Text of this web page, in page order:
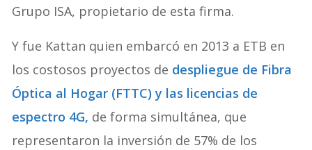
Grupo ISA, propietario de esta firma.
Y fue Kattan quien embarcó en 2013 a ETB en
los costosos proyectos de despliegue de Fibra
Óptica al Hogar (FTTC) y las licencias de
espectro 4G, de forma simultánea, que
representaron la inversión de 57% de los